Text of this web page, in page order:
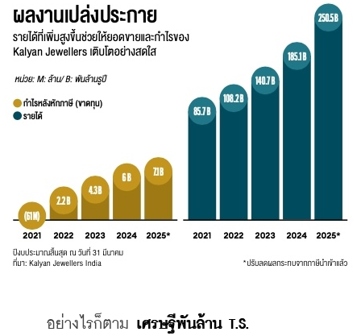
อย่างไรก็ตาม เศรษฐีพันล้าน T.S.